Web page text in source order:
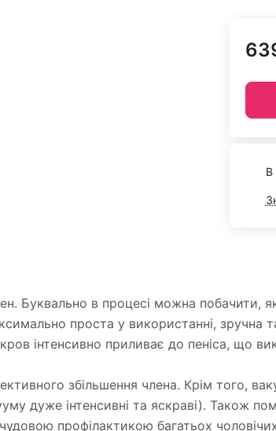
В
Буквально в процесі можна побачити,
проста у використанні, зручна
інтенсивно приливає до пеніса, що
збільшення члена. Крім того,
дуже інтенсивні та яскраві). Також
профілактикою багатьох